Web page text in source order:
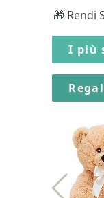
🎁 Rendi
I più